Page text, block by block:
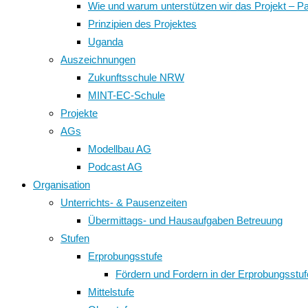
Wie und warum unterstützen wir das Projekt –
Prinzipien des Projektes
Uganda
Auszeichnungen
Zukunftsschule NRW
MINT-EC-Schule
Projekte
AGs
Modellbau AG
Podcast AG
Organisation
Unterrichts- & Pausenzeiten
Übermittags- und Hausaufgaben Betreuung
Stufen
Erprobungsstufe
Fördern und Fordern in der
Mittelstufe